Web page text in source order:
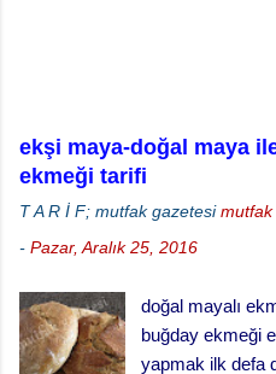
ekşi maya-doğal maya
ekmeği tarifi
T A R İ F; mutfak gazetesi mutfak
- Pazar, Aralık 25, 2016
doğal mayalı
buğday ekmeği
yapmak ilk defa